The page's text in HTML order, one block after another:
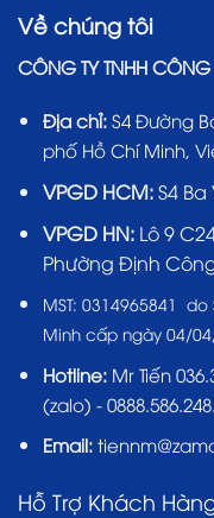
Về chúng tôi
CÔNG TY TNHH
Địa chỉ: S4 Đường
phố Hồ Chí Minh,
VPGD HCM:S4 Ba
VPGD HN:Lô 9
Phường Định
MST: 0314965841 do
Minh cấp ngày 04/
Hotline: Mr Tiến
(zalo) - 0888.586.248.
Email:
Hỗ Trợ Khách